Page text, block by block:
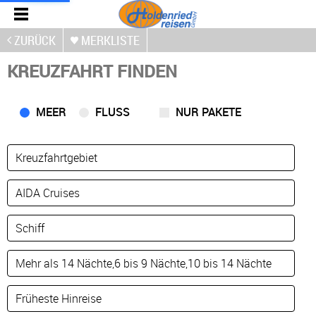
ZURÜCK MERKLISTE
KREUZFAHRT FINDEN
MEER FLUSS NUR PAKETE